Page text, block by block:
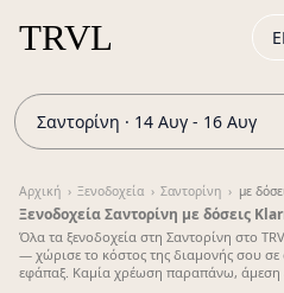
Σαντορίνη · 14 Αυγ - 16 Αυγ
Αρχική › Ξενοδοχεία › Σαντορίνη › με
Ξενοδοχεία Σαντορίνη με δόσεις
Όλα τα ξενοδοχεία στη Σαντορίνη στο
— χώρισε το κόστος της διαμονής σου σε
εφάπαξ. Καμία χρέωση παραπάνω, άμεση